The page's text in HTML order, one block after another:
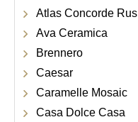
Atlas Concorde Rus
Ava Ceramica
Brennero
Caesar
Caramelle Mosaic
Casa Dolce Casa